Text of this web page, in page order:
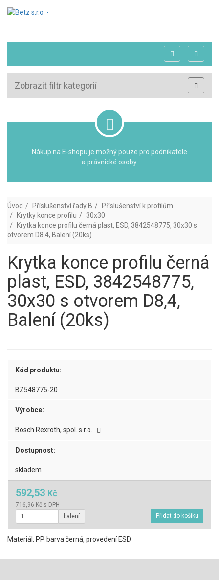
Zobrazit filtr kategorií
Nákup na E-shopu je možný pouze pro podnikatele
a právnické osoby.
Úvod Příslušenství řady B
Příslušenství k profilům
Krytky konce profilu
30x30
Krytka konce profilu černá plast, ESD, 3842548775, 30x30 s
otvorem D8,4, Balení (20ks)
Krytka konce profilu černá
plast, ESD, 3842548775,
30x30 s otvorem D8,4,
Balení (20ks)
Kód produktu:
BZ548775-20
Výrobce:
Bosch Rexroth, spol. s r.o.
Dostupnost:
skladem
592,53 Kč
716,96 Kč s DPH
balení
Materiál: PP, barva černá, provedení ESD